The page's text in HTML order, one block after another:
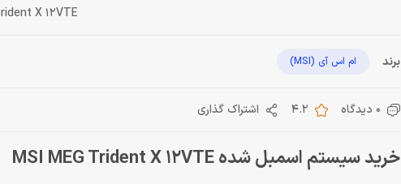
X 12VTE
برند ام اس آی (MSI)
0 دیدگاه 4.2 اشتراک گذاری
خرید سیستم اسمبل شده MSI MEG Trident X 12VTE